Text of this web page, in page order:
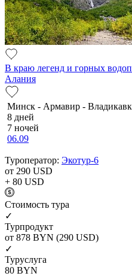
В краю легенд и горных
Алания
Минск - Армавир -
8 дней
7 ночей
06.09
Туроператор: Экотур-6
от 290 USD
+ 80 USD
Cтоимость тура
✓
Турпродукт
от 878 BYN (290 USD)
✓
Туруслуга
80 BYN